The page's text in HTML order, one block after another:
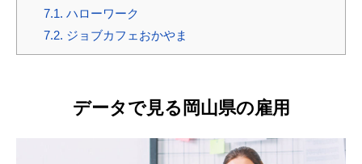
7.1. ハローワーク
7.2. ジョブカフェおかやま
データで見る岡山県の雇用